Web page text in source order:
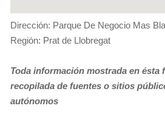
Dirección: Parque De Negocio Mas
Región: Prat de Llobregat
Toda información mostrada en ésta
recopilada de fuentes o sitios
autónomos